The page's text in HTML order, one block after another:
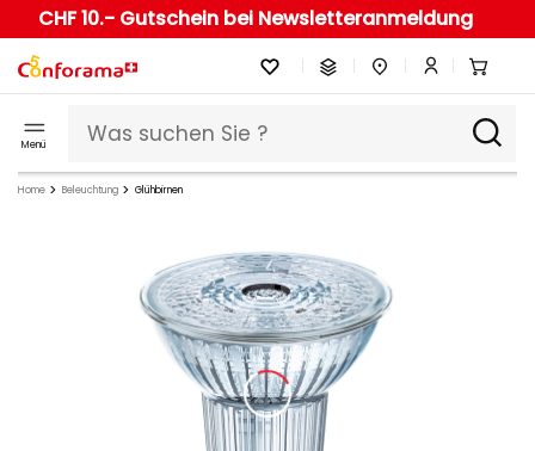
CHF 10.- Gutschein bei Newsletteranmeldung
Menü
Home Beleuchtung Glühbirnen